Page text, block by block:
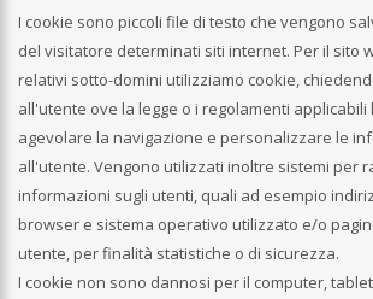
I cookie sono piccoli file di testo che vengono
del visitatore determinati siti internet. Per il sito
relativi sotto-domini utilizziamo cookie,
all'utente ove la legge o i regolamenti
agevolare la navigazione e personalizzare le
all'utente. Vengono utilizzati inoltre sistemi per
informazioni sugli utenti, quali ad esempio
browser e sistema operativo utilizzato e/o
utente, per finalità statistiche o di sicurezza.
I cookie non sono dannosi per il computer,